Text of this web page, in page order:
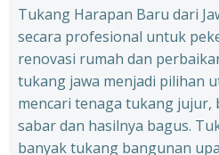
Tukang Harapan Baru dari
secara profesional untuk
renovasi rumah dan
tukang jawa menjadi pilihan
mencari tenaga tukang jujur,
sabar dan hasilnya bagus.
banyak tukang bangunan